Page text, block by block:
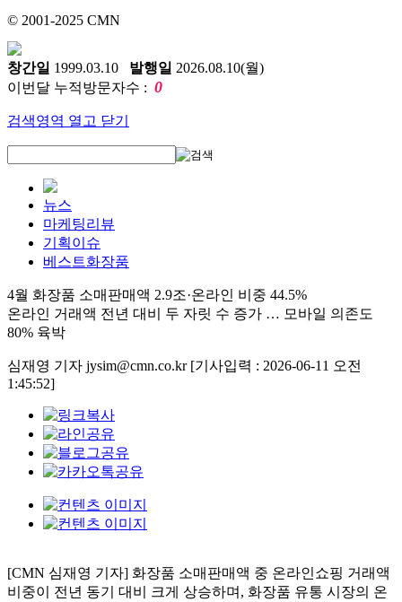
© 2001-2025 CMN
창간일 1999.03.10 발행일 2026.08.10(월)
이번달 누적방문자수 : 0
검색영역 열고 닫기
뉴스
마케팅리뷰
기획이슈
베스트화장품
4월 화장품 소매판매액 2.9조·온라인 비중 44.5%
온라인 거래액 전년 대비 두 자릿 수 증가 … 모바일 의존도
80% 육박
심재영 기자 jysim@cmn.co.kr [기사입력 : 2026-06-11 오전
1:45:52]
[CMN 심재영 기자] 화장품 소매판매액 중 온라인쇼핑 거래액
비중이 전년 동기 대비 크게 상승하며, 화장품 유통 시장의 온